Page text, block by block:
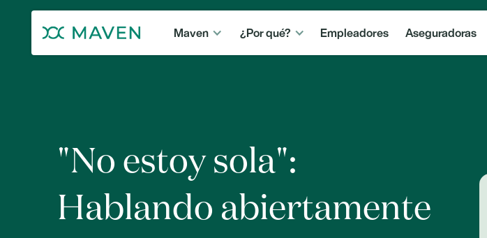
Maven ¿Por qué? Empleadores Aseguradoras
"No estoy sola":
Hablando abiertamente